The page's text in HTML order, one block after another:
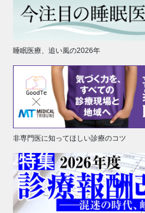
睡眠医療、追い風の2026年
非専門医に知ってほしい診療のコツ